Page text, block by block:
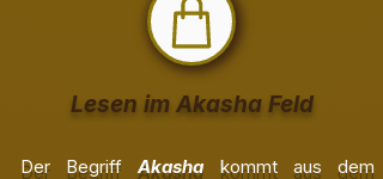
Lesen im Akasha Feld
Der BegriffAkasha kommt aus dem